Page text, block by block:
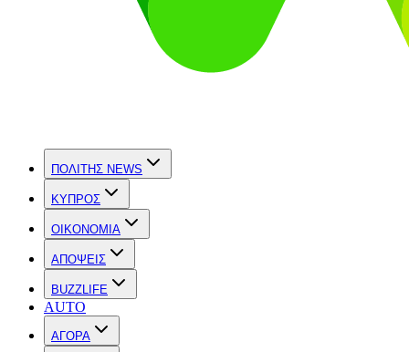
ΠΟΛΙΤΗΣ NEWS
ΚΥΠΡΟΣ
OIKONOMIA
ΑΠΟΨΕΙΣ
BUZZLIFE
AUTO
ΑΓΟΡΑ